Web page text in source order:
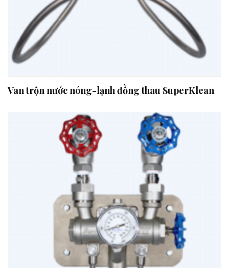
Van trộn nước nóng-lạnh đồng thau SuperKlean